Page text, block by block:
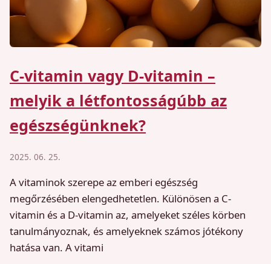
C-vitamin vagy D-vitamin –
melyik a létfontosságúbb az
egészségünknek?
2025. 06. 25.
A vitaminok szerepe az emberi egészség
megőrzésében elengedhetetlen. Különösen a C-
vitamin és a D-vitamin az, amelyeket széles körben
tanulmányoznak, és amelyeknek számos jótékony
hatása van. A vitami